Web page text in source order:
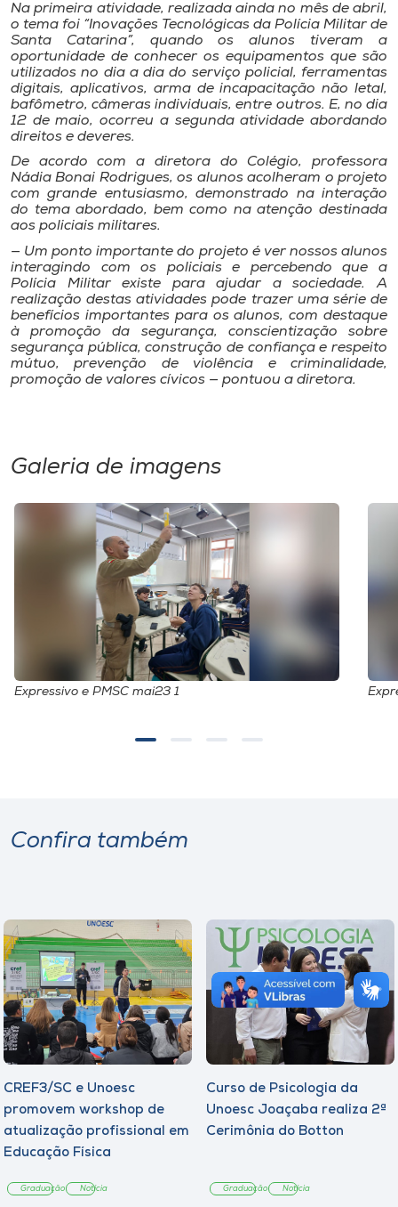
Museu
Unoesc
Store
Selecione
o idioma
A+
Na primeira atividade, realizada ainda no mês de abril,
o tema foi “Inovações Tecnológicas da Polícia Militar de
Santa Catarina”, quando os alunos tiveram a
oportunidade de conhecer os equipamentos que são
utilizados no dia a dia do serviço policial, ferramentas
digitais, aplicativos, arma de incapacitação não letal,
bafômetro, câmeras individuais, entre outros. E, no dia
12 de maio, ocorreu a segunda atividade abordando
direitos e deveres.
De acordo com a diretora do Colégio, professora
Nádia Bonai Rodrigues, os alunos acolheram o projeto
com grande entusiasmo, demonstrado na interação
do tema abordado, bem como na atenção destinada
aos policiais militares.
— Um ponto importante do projeto é ver nossos alunos
interagindo com os policiais e percebendo que a
Polícia Militar existe para ajudar a sociedade. A
realização destas atividades pode trazer uma série de
benefícios importantes para os alunos, com destaque
à promoção da segurança, conscientização sobre
segurança pública, construção de confiança e respeito
mútuo, prevenção de violência e criminalidade,
promoção de valores cívicos — pontuou a diretora.
Galeria de imagens
Expressivo e PMSC mai23 1
Confira também
CREF3/SC e Unoesc
promovem workshop de
atualização profissional em
Educação Física
Graduação Notícia
Curso de Psicologia da
Unoesc Joaçaba realiza 2ª
Cerimônia do Botton
Graduação Notícia